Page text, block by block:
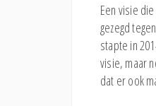
Een visie
gezegd
stapte in
visie, maar
dat er ook